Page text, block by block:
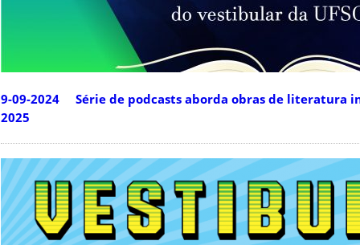
9-09-2024 Série de podcasts aborda obras de literatura
2025